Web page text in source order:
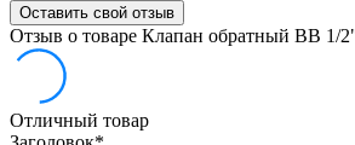
Оставить свой отзыв
Отзыв о товаре Клапан обратный ВВ 1/
Отличный товар